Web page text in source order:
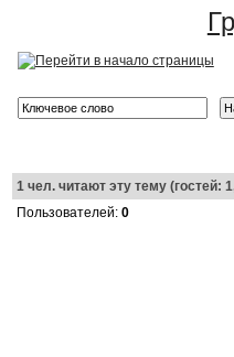
1чел. читают эту тему (гостей:
Пользователей: 0